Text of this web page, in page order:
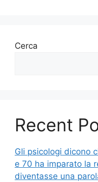
Cerca
Recent
Gli psicologi dicono
e 70 ha imparato la
diventasse una